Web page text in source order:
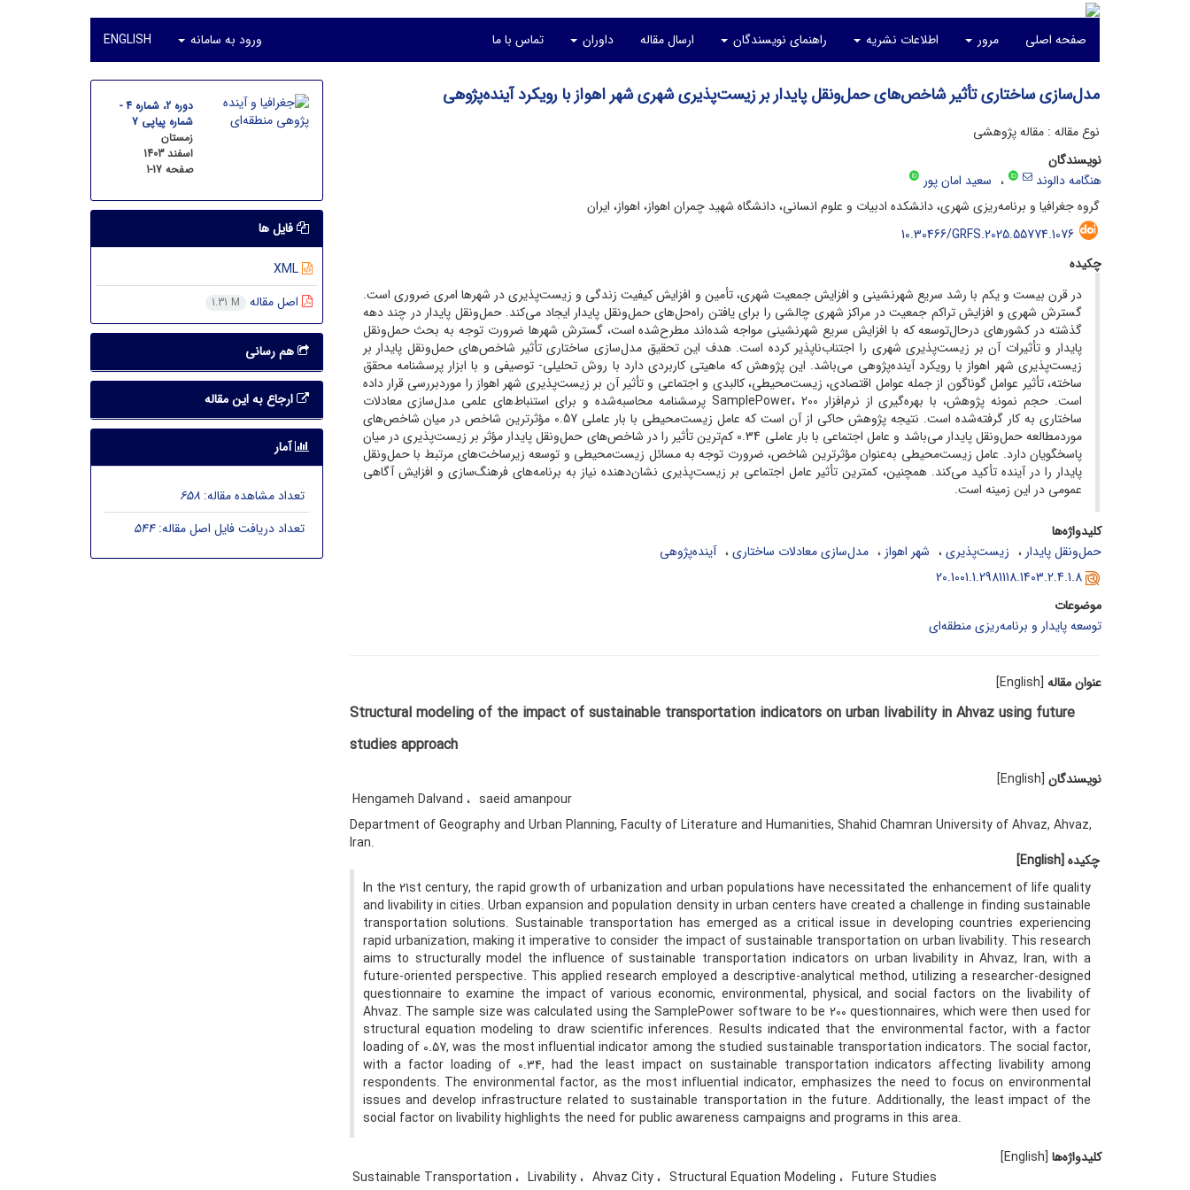
صفحه اصلی مرور اطلاعات نشریه راهنمای نویسندگان ارسال مقاله داوران تماس با ما ورود به سامانه ENGLISH
مدل‌سازی ساختاری تأثیر شاخص‌های حمل‌و‌نقل پایدار بر زیست‌پذیری شهری شهر اهواز با رویکرد آینده‌پژوهی
نوع مقاله : مقاله پژوهشی
نویسندگان
هنگامه دالوند
سعید امان پور
گروه جغرافیا و برنامه‌ریزی شهری، دانشکده ادبیات و علوم انسانی، دانشگاه شهید چمران اهواز، اهواز، ایران
10.30466/GRFS.2025.55774.1076
چکیده
در قرن بیست و یکم با رشد سریع شهرنشینی و افزایش جمعیت شهری، تأمین و افزایش کیفیت زندگی و زیست‌­پذیری در شهرها امری ضروری است.
گسترش شهری و افزایش تراکم جمعیت در مراکز شهری چالشی را برای یافتن راه‌حل‌های حمل­‌ونقل پایدار ایجاد می‌کند. حمل‌­ونقل پایدار در چند دهه
گذشته در کشورهای درحال‌توسعه که با افزایش سریع شهرنشینی مواجه شده‌­اند مطرح‌شده است، گسترش شهرها ضرورت توجه به بحث حمل‌­ونقل
پایدار و تأثیرات آن بر زیست‌­پذیری شهری را اجتناب‌ناپذیر کرده است. هدف این تحقیق مدل‌­سازی ساختاری تأثیر شاخص‌­های حمل‌ونقل پایدار بر
زیست‌­پذیری شهر اهواز با رویکرد آینده‌پژوهی می­‌باشد. این پژوهش که ماهیتی کاربردی دارد با روش تحلیلی‌- توصیفی و با ابزار پرسشنامه محقق
ساخته، تأثیر عوامل گوناگون از جمله عوامل اقتصادی، زیست­‌محیطی، کالبدی و اجتماعی و تأثیر آن بر زیست­‌پذیری شهر اهواز را موردبررسی قرار ­داده
است. حجم نمونه پژوهش، با بهره­‌گیری از نرم‌افزار SamplePower، 200 پرسش­نامه محاسبه‌شده و برای استنباط‌­های علمی مدل­‌سازی معادلات
ساختاری به کار گرفته‌­شده است. نتیجه پژوهش حاکی از آن است که عامل زیست‌­محیطی با بار عاملی 0.57 مؤثرترین شاخص در میان شاخص­‌های
موردمطالعه حمل‌ونقل پایدار می­‌باشد و عامل اجتماعی با بار عاملی 0.34 کم‌­ترین تأثیر را در شاخص‌­های حمل­‌ونقل پایدار مؤثر بر زیست‌­پذیری در میان
پاسخگویان دارد. عامل زیست‌محیطی به‌عنوان مؤثرترین شاخص، ضرورت توجه به مسائل زیست‌محیطی و توسعه زیرساخت‌های مرتبط با حمل‌ونقل
پایدار را در آینده تأکید می‌کند. همچنین، کمترین تأثیر عامل اجتماعی بر زیست‌پذیری نشان‌دهنده نیاز به برنامه‌های فرهنگ‌سازی و افزایش آگاهی
عمومی در این زمینه است.
کلیدواژه‌ها
حمل‌ونقل پایدار
زیست‌پذیری شهر اهواز مدل‌سازی معادلات ساختاری
آینده‌پژوهی
20.1001.1.2981118.1403.2.4.1.8
موضوعات
توسعه پایدار و برنامه‌ریزی منطقه‌ای
عنوان مقاله [English]
Structural modeling of the impact of sustainable transportation indicators on urban livability in Ahvaz using future
studies approach
نویسندگان [English]
Hengameh Dalvand
saeid amanpour
Department of Geography and Urban Planning, Faculty of Literature and Humanities, Shahid Chamran University of Ahvaz, Ahvaz,
Iran.
چکیده [English]
In the 21st century, the rapid growth of urbanization and urban populations have necessitated the enhancement of life quality
and livability in cities. Urban expansion and population density in urban centers have created a challenge in finding sustainable
transportation solutions. Sustainable transportation has emerged as a critical issue in developing countries experiencing
rapid urbanization, making it imperative to consider the impact of sustainable transportation on urban livability. This research
aims to structurally model the influence of sustainable transportation indicators on urban livability in Ahvaz, Iran, with a
future-oriented perspective. This applied research employed a descriptive-analytical method, utilizing a researcher-designed
questionnaire to examine the impact of various economic, environmental, physical, and social factors on the livability of
Ahvaz. The sample size was calculated using the SamplePower software to be 200 questionnaires, which were then used for
structural equation modeling to draw scientific inferences. Results indicated that the environmental factor, with a factor
loading of 0.57, was the most influential indicator among the studied sustainable transportation indicators. The social factor,
with a factor loading of 0.34, had the least impact on sustainable transportation indicators affecting livability among
respondents. The environmental factor, as the most influential indicator, emphasizes the need to focus on environmental
issues and develop infrastructure related to sustainable transportation in the future. Additionally, the least impact of the
social factor on livability highlights the need for public awareness campaigns and programs in this area.
کلیدواژه‌ها [English]
Sustainable Transportation
Livability Ahvaz City Structural Equation Modeling Future Studies
دوره 2، شماره 4 -
شماره پیاپی 7
زمستان
اسفند 1403
صفحه 1-17
فایل ها
XML
اصل مقاله
1.31 M
هم رسانی
ارجاع به این مقاله
آمار
تعداد مشاهده مقاله:658
تعداد دریافت فایل اصل مقاله:544